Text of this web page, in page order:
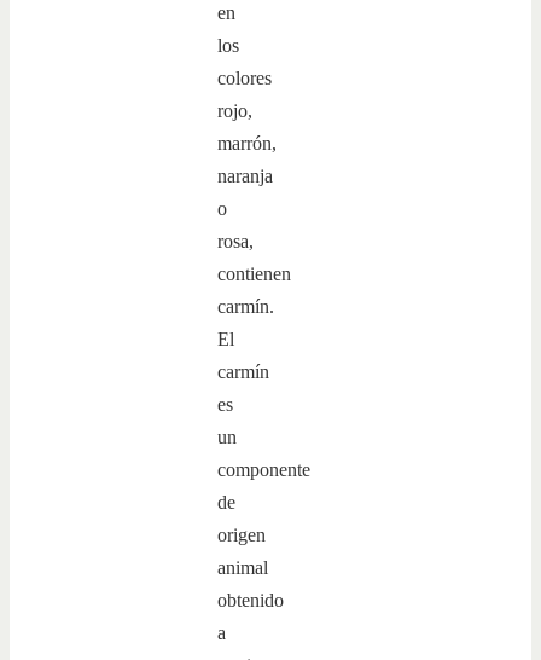
en
los
colores
rojo,
marrón,
naranja
o
rosa,
contienen
carmín.
El
carmín
es
un
componente
de
origen
animal
obtenido
a